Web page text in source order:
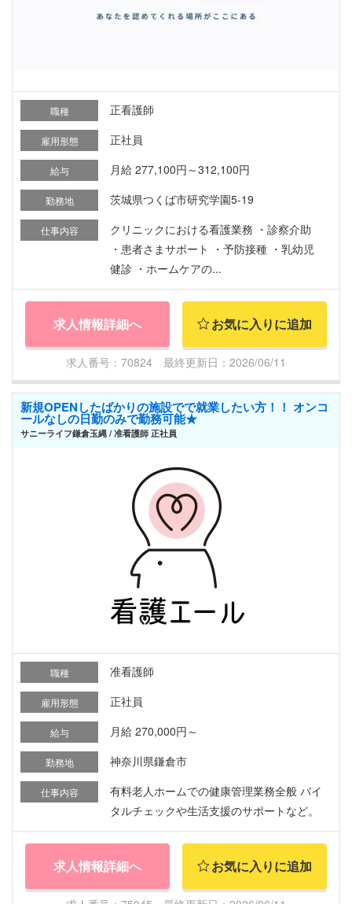
職種 正看護師
雇用形態 正社員
給与 月給 277,100円～312,100円
勤務地 茨城県つくば市研究学園5-19
仕事内容
クリニックにおける看護業務 ・診察介助
・患者さまサポート ・予防接種 ・乳幼児
健診 ・ホームケアの...
求人情報詳細へ お気に入りに追加
求人番号：70824 最終更新日：2026/06/11
新規OPENしたばかりの施設でで就業したい方！！ オンコ
ールなしの日勤のみで勤務可能★
サニーライフ鎌倉玉縄 / 准看護師 正社員
職種 准看護師
雇用形態 正社員
給与 月給 270,000円～
勤務地 神奈川県鎌倉市
仕事内容
有料老人ホームでの健康管理業務全般 バイ
タルチェックや生活支援のサポートなど。
求人情報詳細へ お気に入りに追加